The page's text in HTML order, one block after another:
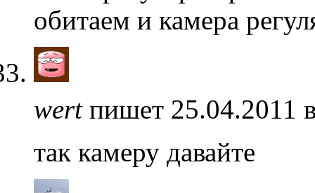
обитаем и камера
wertпишет 25.04.2011
так камеру давайте